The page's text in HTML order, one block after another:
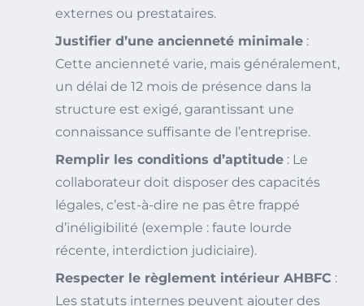
externes ou prestataires.
Justifier d’une ancienneté minimale :
Cette ancienneté varie, mais généralement,
un délai de 12 mois de présence dans la
structure est exigé, garantissant une
connaissance suffisante de l’entreprise.
Remplir les conditions d’aptitude : Le
collaborateur doit disposer des capacités
légales, c’est-à-dire ne pas être frappé
d’inéligibilité (exemple : faute lourde
récente, interdiction judiciaire).
Respecter le règlement intérieur AHBFC :
Les statuts internes peuvent ajouter des